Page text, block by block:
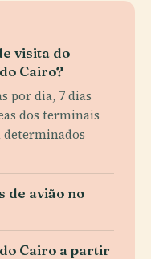
visita do
Cairo?
por dia, 7 dias
dos terminais
determinados
de avião no
Cairo a partir